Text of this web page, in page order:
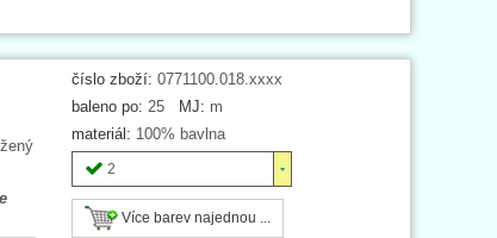
číslo zboží: 0771100.018.xxxx
baleno po: 25 MJ: m
materiál: 100% bavlna
2
Více barev najednou ...